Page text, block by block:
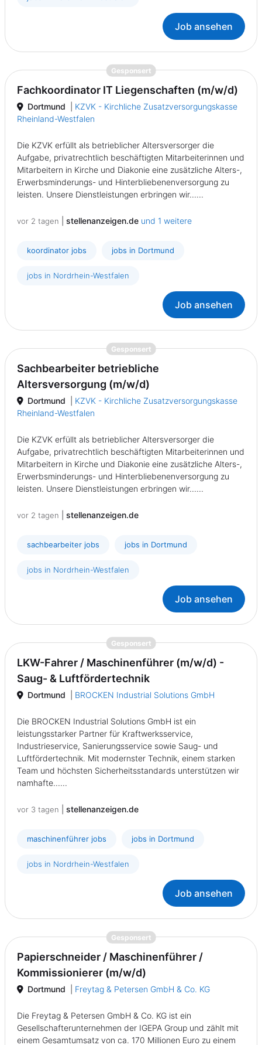
Job ansehen
Gesponsert{prompt.job}
Fachkoordinator IT Liegenschaften (m/w/d)
Dortmund
KZVK - Kirchliche Zusatzversorgungskasse
Rheinland-Westfalen
Die KZVK erfüllt als betrieblicher Altersversorger die
Aufgabe, privatrechtlich beschäftigten Mitarbeiterinnen und
Mitarbeitern in Kirche und Diakonie eine zusätzliche Alters-,
Erwerbsminderungs- und Hinterbliebenenversorgung zu
leisten. Unsere Dienstleistungen erbringen wir......
vor 2 tagen stellenanzeigen.de und 1 weitere
koordinator jobs jobs in Dortmund
jobs in Nordrhein-Westfalen
Job ansehen
Gesponsert{prompt.job}
Sachbearbeiter betriebliche
Altersversorgung (m/w/d)
Dortmund
KZVK - Kirchliche Zusatzversorgungskasse
Rheinland-Westfalen
Die KZVK erfüllt als betrieblicher Altersversorger die
Aufgabe, privatrechtlich beschäftigten Mitarbeiterinnen und
Mitarbeitern in Kirche und Diakonie eine zusätzliche Alters-,
Erwerbsminderungs- und Hinterbliebenenversorgung zu
leisten. Unsere Dienstleistungen erbringen wir......
vor 2 tagen stellenanzeigen.de
sachbearbeiter jobs jobs in Dortmund
jobs in Nordrhein-Westfalen
Job ansehen
Gesponsert{prompt.job}
LKW-Fahrer / Maschinenführer (m/w/d) -
Saug- & Luftfördertechnik
Dortmund BROCKEN Industrial Solutions GmbH
Die BROCKEN Industrial Solutions GmbH ist ein
leistungsstarker Partner für Kraftwerksservice,
Industrieservice, Sanierungsservice sowie Saug- und
Luftfördertechnik. Mit modernster Technik, einem starken
Team und höchsten Sicherheitsstandards unterstützen wir
namhafte......
vor 3 tagen stellenanzeigen.de
maschinenführer jobs jobs in Dortmund
jobs in Nordrhein-Westfalen
Job ansehen
Gesponsert{prompt.job}
Papierschneider / Maschinenführer /
Kommissionierer (m/w/d)
Dortmund Freytag & Petersen GmbH & Co. KG
Die Freytag & Petersen GmbH & Co. KG ist ein
Gesellschafterunternehmen der IGEPA Group und zählt mit
einem Gesamtumsatz von ca. 170 Millionen Euro zu einem